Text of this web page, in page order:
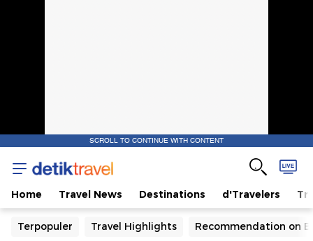
SCROLL TO CONTINUE WITH CONTENT
Home Travel News Destinations d'Travelers
Terpopuler Travel Highlights Recommendation on